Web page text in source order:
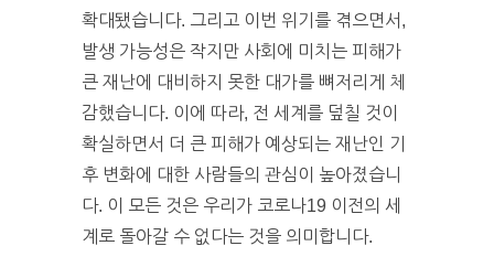
확대됐습니다. 그리고 이번 위기를 겪으면서,
발생 가능성은 작지만 사회에 미치는 피해가
큰 재난에 대비하지 못한 대가를 뼈저리게 체
감했습니다. 이에 따라, 전 세계를 덮칠 것이
확실하면서 더 큰 피해가 예상되는 재난인 기
후 변화에 대한 사람들의 관심이 높아졌습니
다. 이 모든 것은 우리가 코로나19 이전의 세
계로 돌아갈 수 없다는 것을 의미합니다.